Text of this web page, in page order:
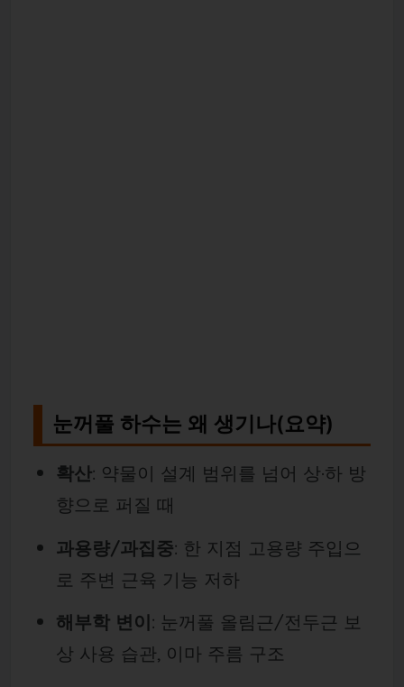
눈꺼풀 하수는 왜 생기나(요약)
확산: 약물이 설계 범위를 넘어 상·하 방
향으로 퍼질 때
과용량/과집중: 한 지점 고용량 주입으
로 주변 근육 기능 저하
해부학 변이: 눈꺼풀 올림근/전두근 보
상 사용 습관, 이마 주름 구조